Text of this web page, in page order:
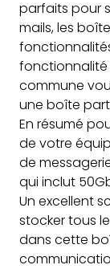
parfaits pour
mails, les
fonctionnalité
commune
une boîte
En résumé
de votre
de
qui inclut
Un excellent
stocker tous
dans cette